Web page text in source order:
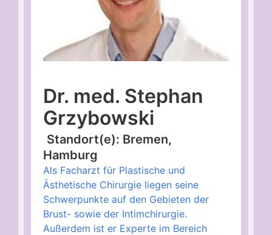
Dr. med. Stephan
Grzybowski
Standort(e): Bremen,
Hamburg
Als Facharzt für Plastische und
Ästhetische Chirurgie liegen seine
Schwerpunkte auf den Gebieten der
Brust- sowie der Intimchirurgie.
Außerdem ist er Experte im Bereich